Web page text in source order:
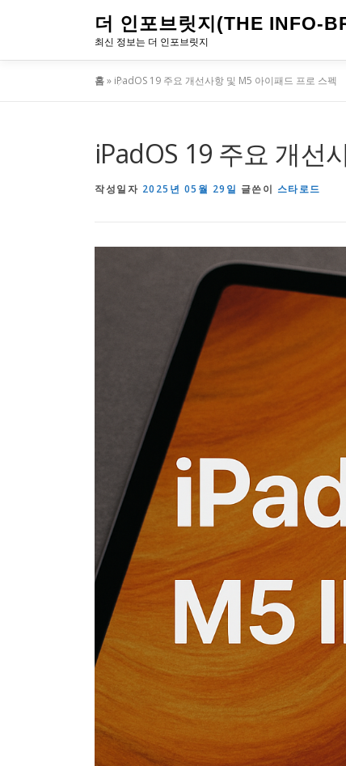
으
더 인포브릿지(THE INFO-
최신 정보는 더 인포브릿지
홈» iPadOS 19 주요 개선사항 및 M5 아이패드 프로 스펙
iPadOS 19 주요 개선
작성일자 2025년 05월 29일 글쓴이 스타로드